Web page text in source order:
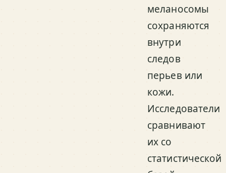
меланосомы
сохраняются
внутри
следов
перьев или
кожи.
Исследователи
сравнивают
их со
статистической